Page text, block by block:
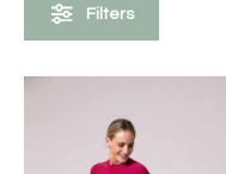
Filters